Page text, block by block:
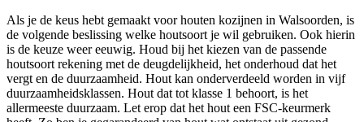
Als je de keus hebt gemaakt voor houten kozijnen in Walsoorden, is
de volgende beslissing welke houtsoort je wil gebruiken. Ook hierin
is de keuze weer eeuwig. Houd bij het kiezen van de passende
houtsoort rekening met de deugdelijkheid, het onderhoud dat het
vergt en de duurzaamheid. Hout kan onderverdeeld worden in vijf
duurzaamheidsklassen. Hout dat tot klasse 1 behoort, is het
allermeeste duurzaam. Let erop dat het hout een FSC-keurmerk